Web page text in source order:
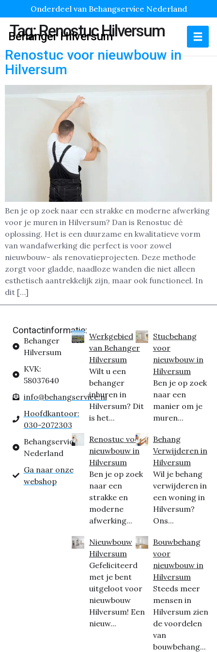
Onderdeel van Behangservice Nederland
Behanger Hilversum
Tag:Renostuc Hilversum
Renostuc voor nieuwbouw in
Hilversum
Ben je op zoek naar een strakke en moderne afwerking
voor je muren in Hilversum? Dan is Renostuc dé
oplossing. Het is een duurzame en kwalitatieve vorm
van wandafwerking die perfect is voor zowel
nieuwbouw- als renovatieprojecten. Deze methode
zorgt voor gladde, naadloze wanden die niet alleen
esthetisch aantrekkelijk zijn, maar ook functioneel. In
dit […]
Contactinformatie:
Behanger
Hilversum
KVK:
58037640
info@behangservice.nl
Hoofdkantoor:
030-2072303
Behangservice
Nederland
Ga naar onze
webshop
Werkgebied
van Behanger
Hilversum
Wilt u een
behanger
inhuren in
Hilversum? Dit
is het...
Renostuc voor
nieuwbouw in
Hilversum
Ben je op zoek
naar een
strakke en
moderne
afwerking...
Nieuwbouw
Hilversum
Gefeliciteerd
met je bent
uitgeloot voor
nieuwbouw
Hilversum! Een
nieuw...
Stucbehang
voor
nieuwbouw in
Hilversum
Ben je op zoek
naar een
manier om je
muren...
Behang
Verwijderen in
Hilversum
Wil je behang
verwijderen in
een woning in
Hilversum?
Ons...
Bouwbehang
voor
nieuwbouw in
Hilversum
Steeds meer
mensen in
Hilversum zien
de voordelen
van
bouwbehang...